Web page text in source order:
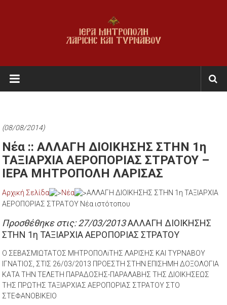
Ι.Μ.
Λαρίσης
Τυρνάβου
Εκκλησία
της
Ελλάδος
(08/08/2014)
Νέα :: ΑΛΛΑΓΗ ΔΙΟΙΚΗΣΗΣ ΣΤΗΝ 1η
ΤΑΞΙΑΡΧΙΑ ΑΕΡΟΠΟΡΙΑΣ ΣΤΡΑΤΟΥ –
ΙΕΡΑ ΜΗΤΡΟΠΟΛΗ ΛΑΡΙΣΑΣ
Αρχική Σελίδα Νέα
ΑΛΛΑΓΗ ΔΙΟΙΚΗΣΗΣ ΣΤΗΝ 1η ΤΑΞΙΑΡΧΙΑ
ΑΕΡΟΠΟΡΙΑΣ ΣΤΡΑΤΟΥ Νέα ιστότοπου
Προσθέθηκε στις: 27/03/2013ΑΛΛΑΓΗ ΔΙΟΙΚΗΣΗΣ
ΣΤΗΝ 1η ΤΑΞΙΑΡΧΙΑ ΑΕΡΟΠΟΡΙΑΣ ΣΤΡΑΤΟΥ
Ο ΣΕΒΑΣΜΙΩΤΑΤΟΣ ΜΗΤΡΟΠΟΛiΤΗΣ ΛΑΡΙΣΗΣ ΚΑΙ ΤΥΡΝΑΒΟΥ
ΙΓΝΑΤΙΟΣ, ΣΤΙΣ 26/03/2013 ΠΡΟΕΣΤΗ ΣΤΗΝ ΕΠΙΣΗΜΗ ΔΟΞΟΛΟΓΙΑ
ΚΑΤΑ ΤΗΝ ΤΕΛΕΤΗ ΠΑΡΑΔΟΣΗΣ-ΠΑΡΑΛΑΒΗΣ ΤΗΣ ΔΙΟΙΚΗΣΕΩΣ
ΤΗΣ ΠΡΩΤΗΣ ΤΑΞΙΑΡΧΙΑΣ ΑΕΡΟΠΟΡΙΑΣ ΣΤΡΑΤΟΥ ΣΤΟ
ΣΤΕΦΑΝΟΒΙΚΕΙΟ